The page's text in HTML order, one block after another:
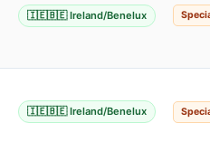
🇮🇪🇧🇪 Ireland/Benelux
🇮🇪🇧🇪 Ireland/Benelux